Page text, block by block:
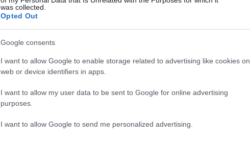
was collected.
Opted Out
Google consents
I want to allow Google to enable storage related to advertising like cookies on
web or device identifiers in apps.
I want to allow my user data to be sent to Google for online advertising
purposes.
I want to allow Google to send me personalized advertising.